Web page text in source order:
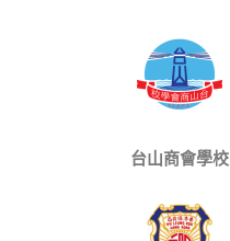
台山商會學校